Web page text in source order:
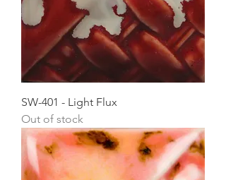
SW-401 - Light Flux
Out of stock